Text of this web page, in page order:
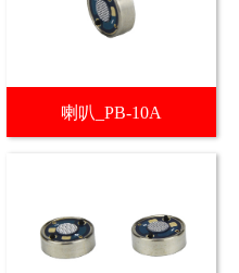
喇叭_PB-10A